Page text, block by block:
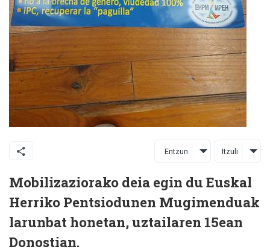
Entzun Itzuli
Mobilizaziorako deia egin du Euskal
Herriko Pentsiodunen Mugimenduak
larunbat honetan, uztailaren 15ean
Donostian.